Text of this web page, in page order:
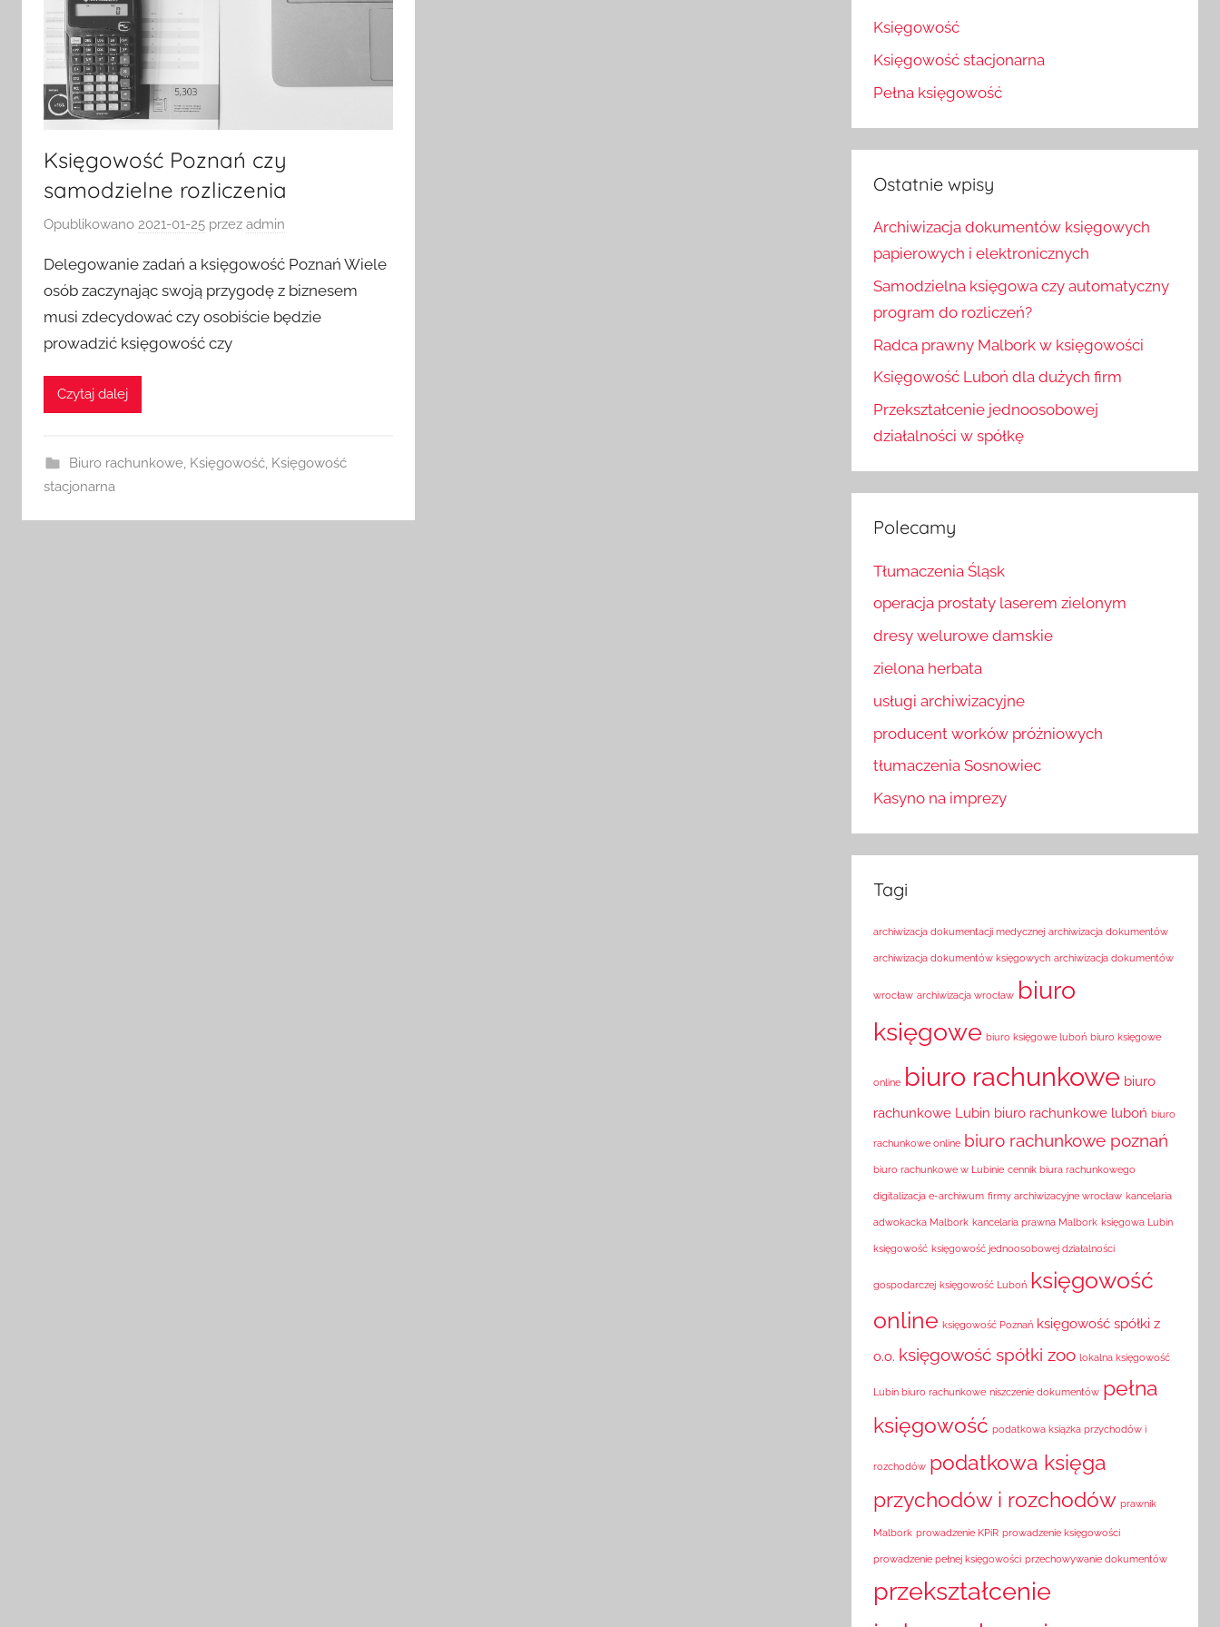
Księgowość Poznań czy
samodzielne rozliczenia
Opublikowano 2021-01-25 przez admin
Delegowanie zadań a księgowość Poznań Wiele
osób zaczynając swoją przygodę z biznesem
musi zdecydować czy osobiście będzie
prowadzić księgowość czy
Czytaj dalej
Biuro rachunkowe, Księgowość, Księgowość
stacjonarna
Księgowość
Księgowość stacjonarna
Pełna księgowość
Ostatnie wpisy
Archiwizacja dokumentów księgowych
papierowych i elektronicznych
Samodzielna księgowa czy automatyczny
program do rozliczeń?
Radca prawny Malbork w księgowości
Księgowość Luboń dla dużych firm
Przekształcenie jednoosobowej
działalności w spółkę
Polecamy
Tłumaczenia Śląsk
operacja prostaty laserem zielonym
dresy welurowe damskie
zielona herbata
usługi archiwizacyjne
producent worków próżniowych
tłumaczenia Sosnowiec
Kasyno na imprezy
Tagi
archiwizacja dokumentacji medycznej archiwizacja dokumentów
archiwizacja dokumentów księgowych archiwizacja dokumentów
wrocław archiwizacja wrocław biuro
księgowe biuro księgowe luboń biuro księgowe
online biuro rachunkowe biuro
rachunkowe Lubin biuro rachunkowe luboń biuro
rachunkowe online biuro rachunkowe poznań
biuro rachunkowe w Lubinie cennik biura rachunkowego
digitalizacja e-archiwum firmy archiwizacyjne wrocław kancelaria
adwokacka Malbork kancelaria prawna Malbork księgowa Lubin
księgowość księgowość jednoosobowej działalności
gospodarczej księgowość Luboń księgowość
online księgowość Poznań księgowość spółki z
o.o. księgowość spółki zoo lokalna księgowość
Lubin biuro rachunkowe niszczenie dokumentów pełna
księgowość podatkowa książka przychodów i
rozchodów podatkowa księga
przychodów i rozchodów prawnik
Malbork prowadzenie KPiR prowadzenie księgowości
prowadzenie pełnej księgowości przechowywanie dokumentów
przekształcenie